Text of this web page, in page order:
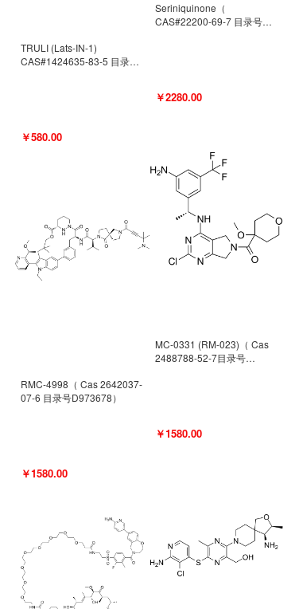
TRULI (Lats-IN-1)
CAS#1424635-83-5 目录号
￥580.00
RMC-4998（ Cas 2642037-
07-6 目录号D973678）
￥1580.00
Seriniquinone（
CAS#22200-69-7 目录号
￥2280.00
MC-0331 (RM-023)（ Cas
2488788-52-7目录号
￥1580.00